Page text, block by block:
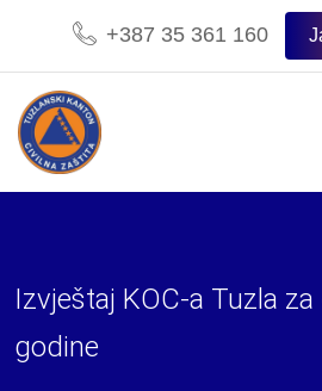
content
+387 35 361 160
Izvještaj KOC-a Tuzla za
godine